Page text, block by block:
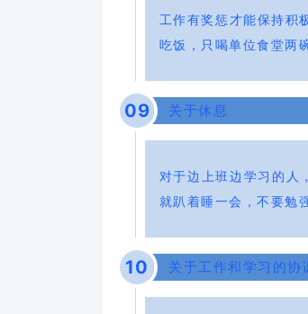
工作有奖惩才能保持积
吃饭，只喝单位食堂两
09 关于休息
对于边上班边学习的人
就趴着睡一会，不要勉
10 关于工作和学习的协